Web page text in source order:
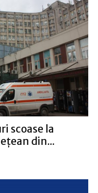
scoase la
din...